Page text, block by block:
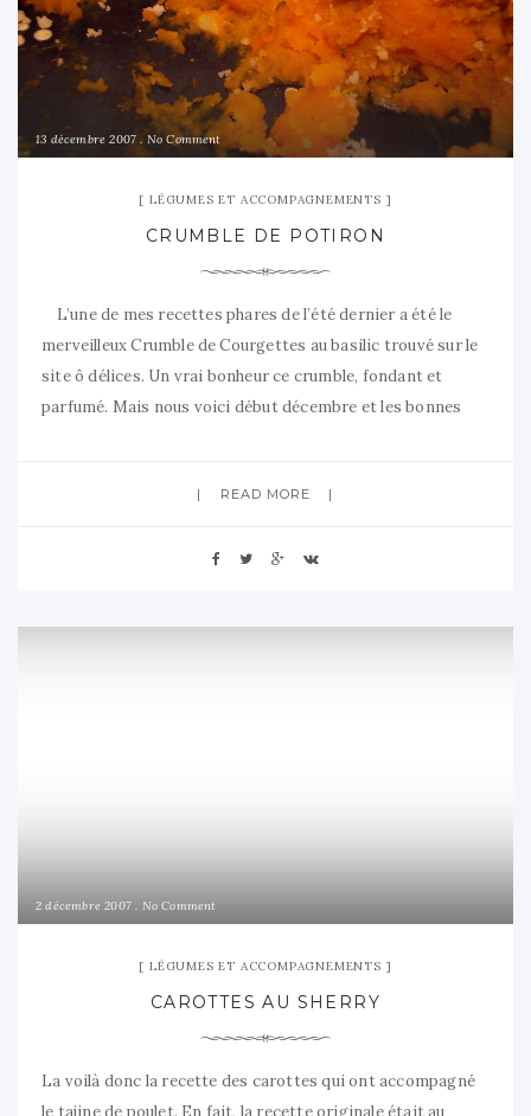
13 décembre 2007 No Comment
LÉGUMES ET ACCOMPAGNEMENTS
CRUMBLE DE POTIRON
L’une de mes recettes phares de l’été dernier a été le
merveilleux Crumble de Courgettes au basilic trouvé sur le
site ô délices. Un vrai bonheur ce crumble, fondant et
parfumé. Mais nous voici début décembre et les bonnes
READ MORE
2 décembre 2007 No Comment
LÉGUMES ET ACCOMPAGNEMENTS
CAROTTES AU SHERRY
La voilà donc la recette des carottes qui ont accompagné